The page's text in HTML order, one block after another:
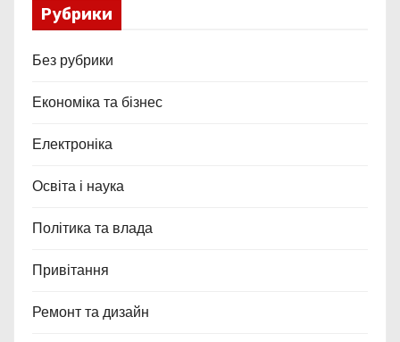
Рубрики
Без рубрики
Економіка та бізнес
Електроніка
Освіта і наука
Політика та влада
Привітання
Ремонт та дизайн